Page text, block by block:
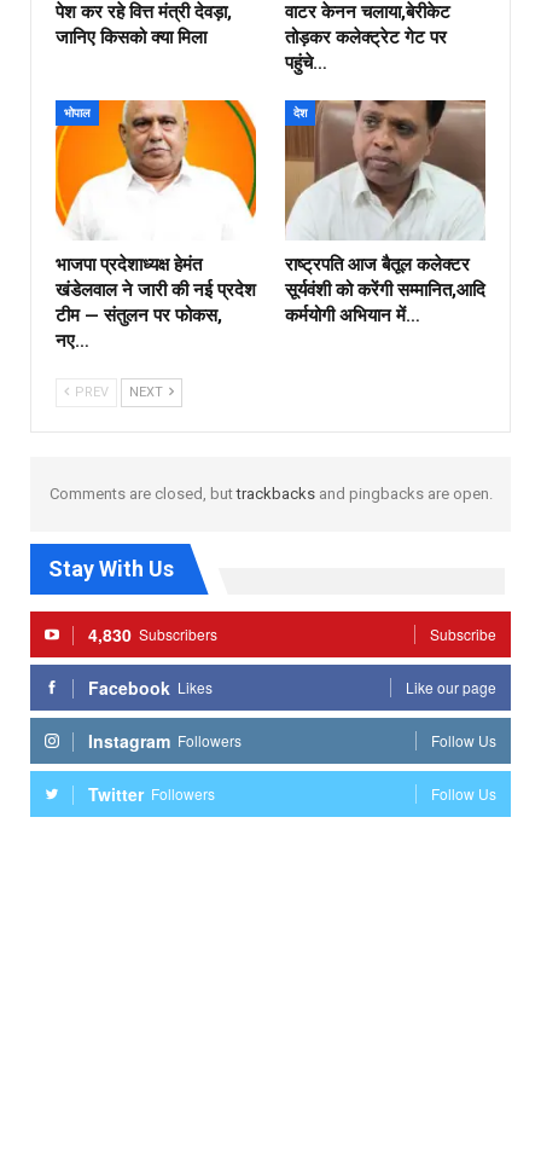
पेश कर रहे वित्त मंत्री देवड़ा,
जानिए किसको क्या मिला
वाटर केनन चलाया,बेरीकेट
तोड़कर कलेक्ट्रेट गेट पर
पहुंचे…
भोपाल
भाजपा प्रदेशाध्यक्ष हेमंत
खंडेलवाल ने जारी की नई प्रदेश
टीम — संतुलन पर फोकस,
नए…
देश
राष्ट्रपति आज बैतूल कलेक्टर
सूर्यवंशी को करेंगी सम्मानित,आदि
कर्मयोगी अभियान में…
PREV NEXT
Comments are closed, buttrackbacksand pingbacks are open.
Stay With Us
4,830 Subscribers Subscribe
Facebook Likes Like our page
Instagram Followers Follow Us
Twitter Followers Follow Us